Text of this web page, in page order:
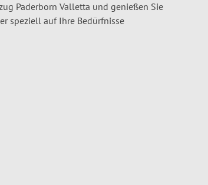
Paderborn Valletta und genießen Sie
speziell auf Ihre Bedürfnisse